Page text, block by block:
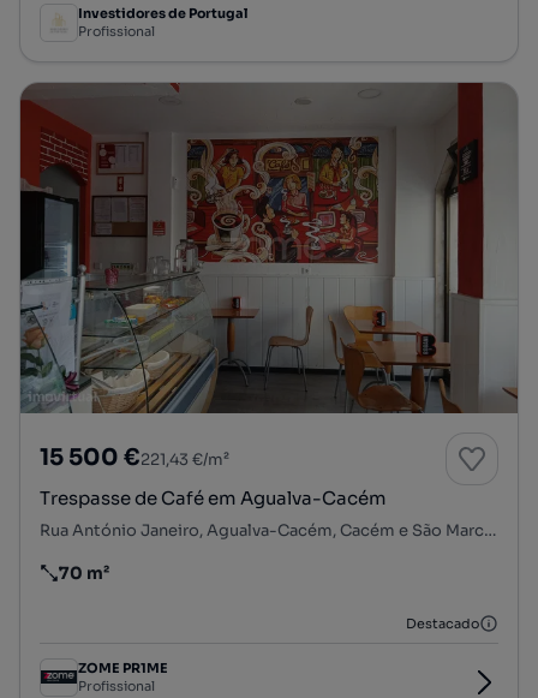
Investidores de Portugal
Profissional
15 500 €221,43 €/m²
Trespasse de Café em Agualva-Cacém
Rua António Janeiro, Agualva-Cacém, Cacém e São Marcos, Sintra, Lisboa
Preço por metro quadrado
70 m²
Destacado
ZOME PR1ME
Profissional